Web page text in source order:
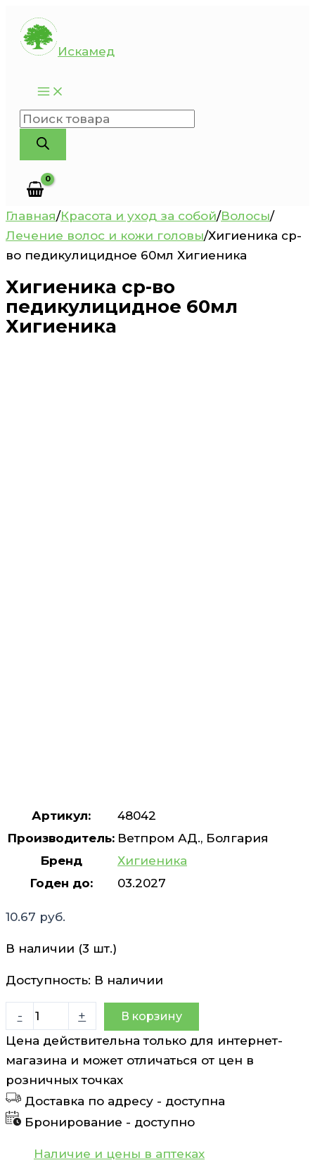
Перейти
содержимому
Искамед
Поиск
товаров
Главная/Красота и уход за собой/Волосы/
Лечение волос и кожи головы/Хигиеника ср-
во педикулицидное 60мл Хигиеника
Хигиеника ср-во
педикулицидное 60мл
Хигиеника
Артикул:
48042
Производитель: Ветпром АД., Болгария
Бренд
Хигиеника
Годен до:
03.2027
10.67 руб.
В наличии (3 шт.)
Доступность: В наличии
-
Количество
товара
Хигиеника
во
педикулицидное
60мл
Хигиеника
+ В корзину
Цена действительна только для интернет-
магазина и может отличаться от цен в
розничных точках
Доставка по адресу - доступна
Бронирование - доступно
Наличие и цены в аптеках